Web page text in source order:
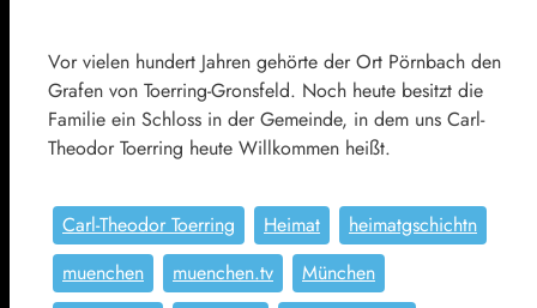
Vor vielen hundert Jahren gehörte der Ort Pörnbach den
Grafen von Toerring-Gronsfeld. Noch heute besitzt die
Familie ein Schloss in der Gemeinde, in dem uns Carl-
Theodor Toerring heute Willkommen heißt.
Carl-Theodor Toerring Heimat
heimatgschichtn
muenchen
muenchen.tv
München